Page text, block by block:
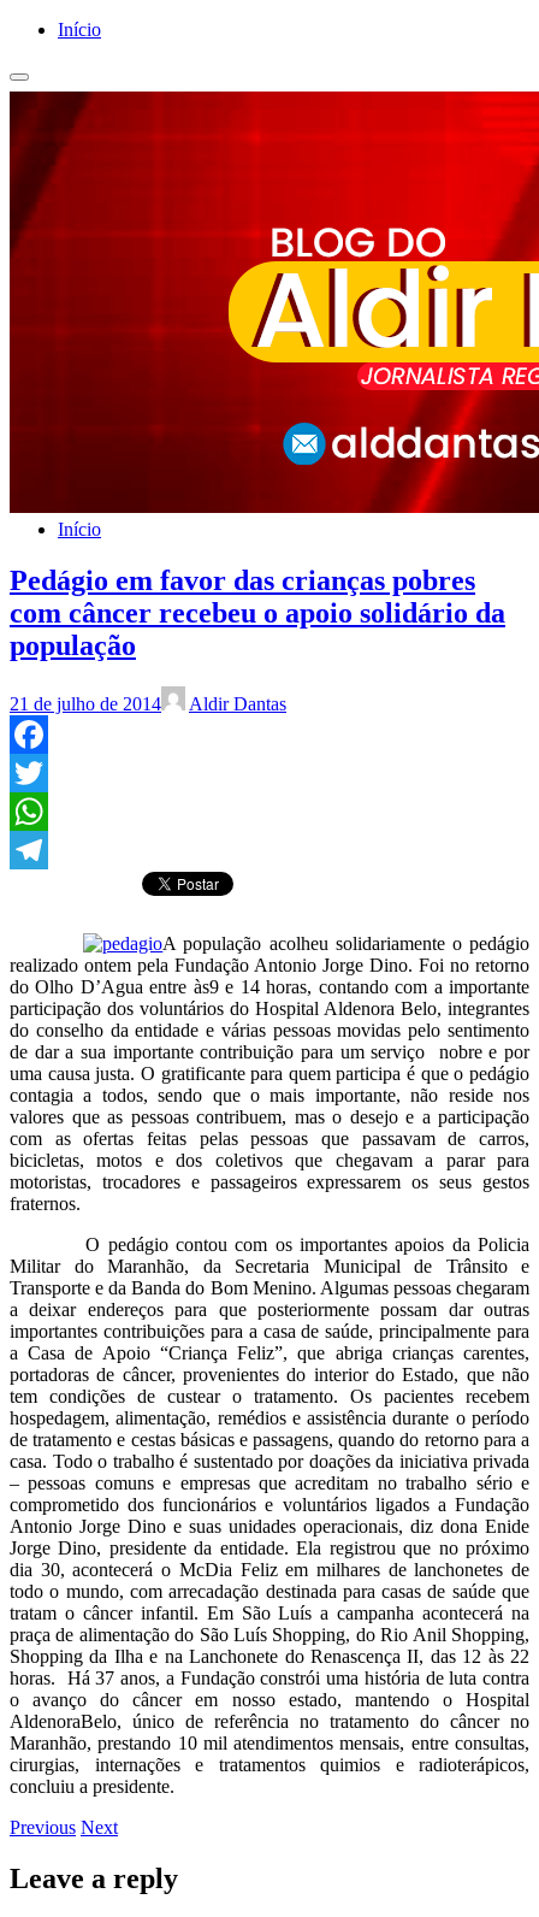
Início
Início
Pedágio em favor das crianças pobres
com câncer recebeu o apoio solidário da
população
21 de julho de 2014 Aldir Dantas
Facebook
Twitter
WhatsApp
A população acolheu solidariamente o pedágio
realizado ontem pela Fundação Antonio Jorge Dino. Foi no retorno
do Olho D’Agua entre às9 e 14 horas, contando com a importante
participação dos voluntários do Hospital Aldenora Belo, integrantes
do conselho da entidade e várias pessoas movidas pelo sentimento
de dar a sua importante contribuição para um serviço nobre e por
uma causa justa. O gratificante para quem participa é que o pedágio
contagia a todos, sendo que o mais importante, não reside nos
valores que as pessoas contribuem, mas o desejo e a participação
com as ofertas feitas pelas pessoas que passavam de carros,
bicicletas, motos e dos coletivos que chegavam a parar para
motoristas, trocadores e passageiros expressarem os seus gestos
fraternos.
O pedágio contou com os importantes apoios da Policia
Militar do Maranhão, da Secretaria Municipal de Trânsito e
Transporte e da Banda do Bom Menino. Algumas pessoas chegaram
a deixar endereços para que posteriormente possam dar outras
importantes contribuições para a casa de saúde, principalmente para
a Casa de Apoio “Criança Feliz”, que abriga crianças carentes,
portadoras de câncer, provenientes do interior do Estado, que não
tem condições de custear o tratamento. Os pacientes recebem
hospedagem, alimentação, remédios e assistência durante o período
de tratamento e cestas básicas e passagens, quando do retorno para a
casa. Todo o trabalho é sustentado por doações da iniciativa privada
– pessoas comuns e empresas que acreditam no trabalho sério e
comprometido dos funcionários e voluntários ligados a Fundação
Antonio Jorge Dino e suas unidades operacionais, diz dona Enide
Jorge Dino, presidente da entidade. Ela registrou que no próximo
dia 30, acontecerá o McDia Feliz em milhares de lanchonetes de
todo o mundo, com arrecadação destinada para casas de saúde que
tratam o câncer infantil. Em São Luís a campanha acontecerá na
praça de alimentação do São Luís Shopping, do Rio Anil Shopping,
Shopping da Ilha e na Lanchonete do Renascença II, das 12 às 22
horas. Há 37 anos, a Fundação constrói uma história de luta contra
o avanço do câncer em nosso estado, mantendo o Hospital
AldenoraBelo, único de referência no tratamento do câncer no
Maranhão, prestando 10 mil atendimentos mensais, entre consultas,
cirurgias, internações e tratamentos quimios e radioterápicos,
concluiu a presidente.
Previous Next
Leave a reply